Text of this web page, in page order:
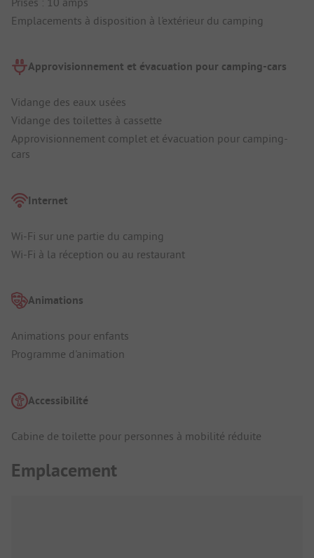
Emplacements à disposition à l'extérieur du camping
Approvisionnement et évacuation pour camping-cars
Vidange des eaux usées
Vidange des toilettes à cassette
Approvisionnement complet et évacuation pour camping-
cars
Internet
Wi-Fi sur une partie du camping
Wi-Fi à la réception ou au restaurant
Animations
Animations pour enfants
Programme d'animation
Accessibilité
Cabine de toilette pour personnes à mobilité réduite
Emplacement